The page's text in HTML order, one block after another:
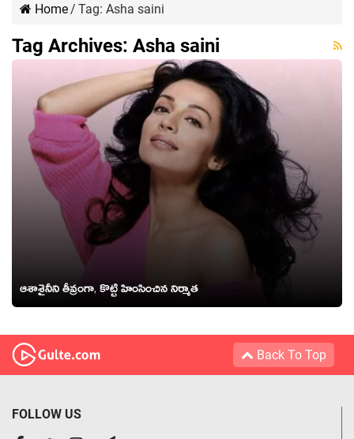
Home/ Tag: Asha saini
Tag Archives: Asha saini
ఆశాశైనీని తీవ్రంగా, కొట్టి హింసించిన నిర్మాత
Back To Top
FOLLOW US